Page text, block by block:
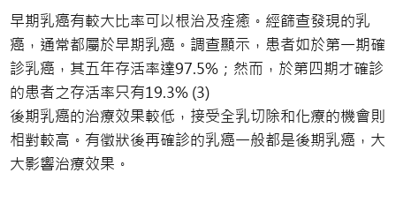
早期乳癌有較大比率可以根治及痊癒。經篩查發現的乳
癌，通常都屬於早期乳癌。調查顯示，患者如於第一期確
診乳癌，其五年存活率達97.5%；然而，於第四期才確診
的患者之存活率只有19.3% (3)
後期乳癌的治療效果較低，接受全乳切除和化療的機會則
相對較高。有徵狀後再確診的乳癌一般都是後期乳癌，大
大影響治療效果。